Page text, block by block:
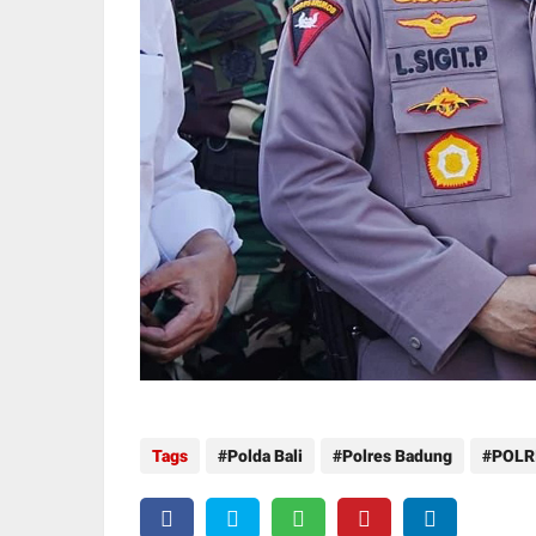
Tags Polda Bali Polres Badung